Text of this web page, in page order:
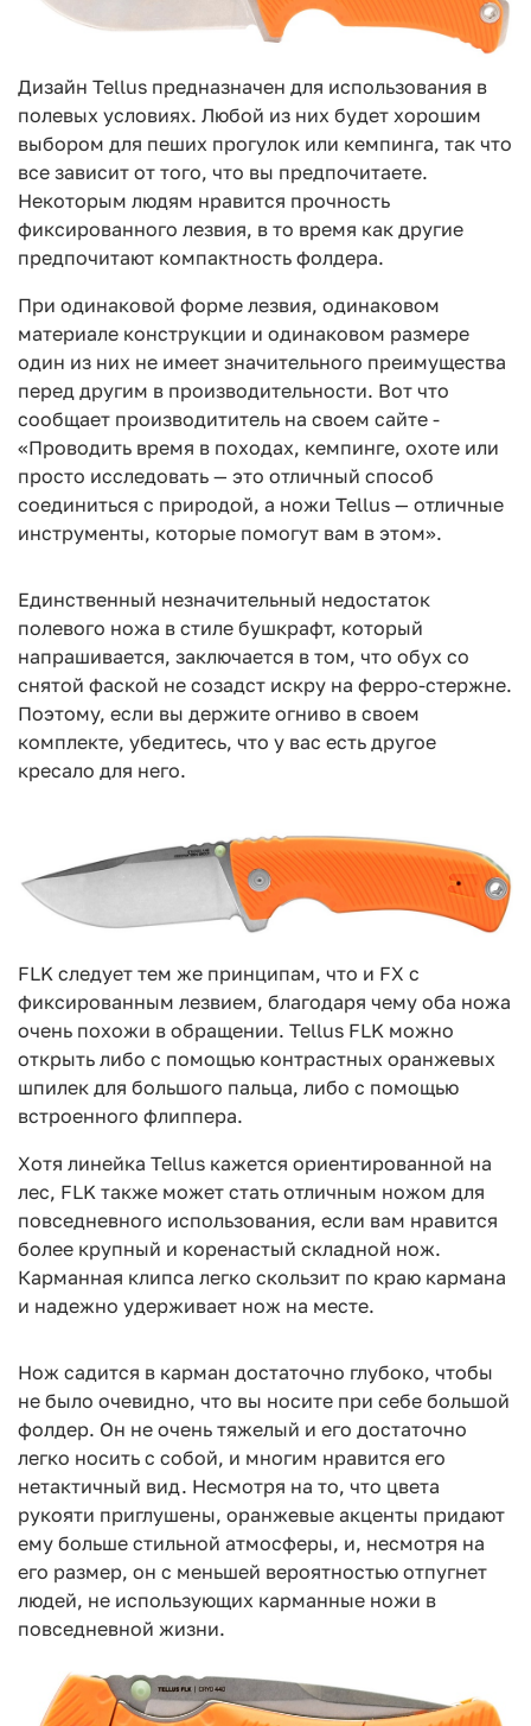
Дизайн Tellus предназначен для использования в
полевых условиях. Любой из них будет хорошим
выбором для пеших прогулок или кемпинга, так что
все зависит от того, что вы предпочитаете.
Некоторым людям нравится прочность
фиксированного лезвия, в то время как другие
предпочитают компактность фолдера.
При одинаковой форме лезвия, одинаковом
материале конструкции и одинаковом размере
один из них не имеет значительного преимущества
перед другим в производительности. Вот что
сообщает производититель на своем сайте -
«Проводить время в походах, кемпинге, охоте или
просто исследовать — это отличный способ
соединиться с природой, а ножи Tellus — отличные
инструменты, которые помогут вам в этом».
Единственный незначительный недостаток
полевого ножа в стиле бушкрафт, который
напрашивается, заключается в том, что обух со
снятой фаской не созадст искру на ферро-стержне.
Поэтому, если вы держите огниво в своем
комплекте, убедитесь, что у вас есть другое
кресало для него.
FLK следует тем же принципам, что и FX с
фиксированным лезвием, благодаря чему оба ножа
очень похожи в обращении. Tellus FLK можно
открыть либо с помощью контрастных оранжевых
шпилек для большого пальца, либо с помощью
встроенного флиппера.
Хотя линейка Tellus кажется ориентированной на
лес, FLK также может стать отличным ножом для
повседневного использования, если вам нравится
более крупный и коренастый складной нож.
Карманная клипса легко скользит по краю кармана
и надежно удерживает нож на месте.
Нож садится в карман достаточно глубоко, чтобы
не было очевидно, что вы носите при себе большой
фолдер. Он не очень тяжелый и его достаточно
легко носить с собой, и многим нравится его
нетактичный вид. Несмотря на то, что цвета
рукояти приглушены, оранжевые акценты придают
ему больше стильной атмосферы, и, несмотря на
его размер, он с меньшей вероятностью отпугнет
людей, не использующих карманные ножи в
повседневной жизни.